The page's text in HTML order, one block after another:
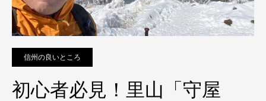
信州の良いところ
初心者必見！里山「守屋